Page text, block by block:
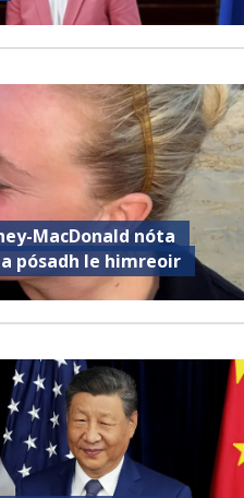
MacDonald nóta
pósadh le himreoir